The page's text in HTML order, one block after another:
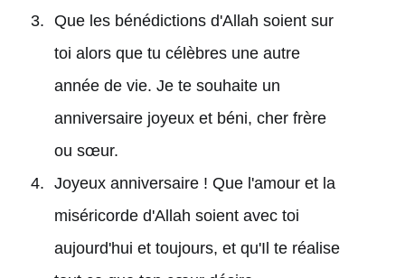
Que les bénédictions d'Allah soient sur
toi alors que tu célèbres une autre
année de vie. Je te souhaite un
anniversaire joyeux et béni, cher frère
ou sœur.
Joyeux anniversaire ! Que l'amour et la
miséricorde d'Allah soient avec toi
aujourd'hui et toujours, et qu'Il te réalise